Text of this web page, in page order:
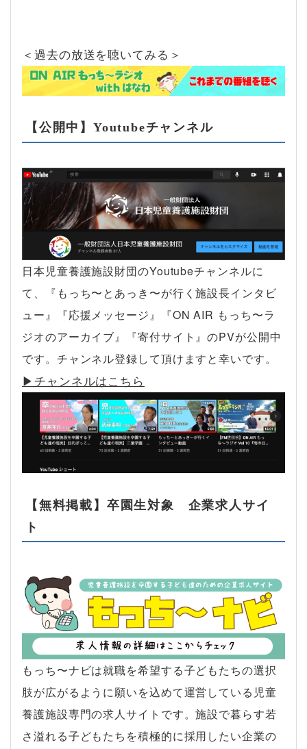
＜過去の放送を聴いてみる＞
【公開中】Youtubeチャンネル
日本児童養護施設財団のYoutubeチャンネルに
て、『もっち〜とあっき〜が行く施設長インタビ
ュー』『応援メッセージ』『ON AIR もっち〜ラ
ジオのアーカイブ』『寄付サイト』のPVが公開中
です。チャンネル登録して頂けますと幸いです。
▶︎チャンネルはこちら
【無料掲載】卒園生対象 企業求人サイ
ト
もっち〜ナビは就職を希望する子どもたちの選択
肢が広がるように願いを込めて運営している児童
養護施設専門の求人サイトです。施設で暮らす若
さ溢れる子どもたちを積極的に採用したい企業の